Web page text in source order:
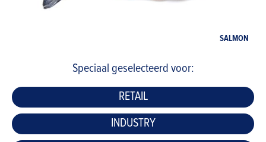
SALMON
Speciaal geselecteerd voor:
RETAIL
INDUSTRY